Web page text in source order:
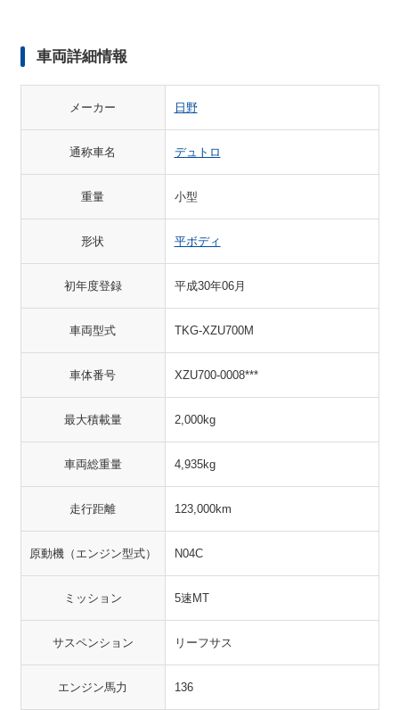
車両詳細情報
メーカー 日野
通称車名 デュトロ
重量 小型
形状 平ボディ
初年度登録 平成30年06月
車両型式 TKG-XZU700M
車体番号 XZU700-0008***
最大積載量 2,000kg
車両総重量 4,935kg
走行距離 123,000km
原動機（エンジン型式） N04C
ミッション 5速MT
サスペンション リーフサス
エンジン馬力 136